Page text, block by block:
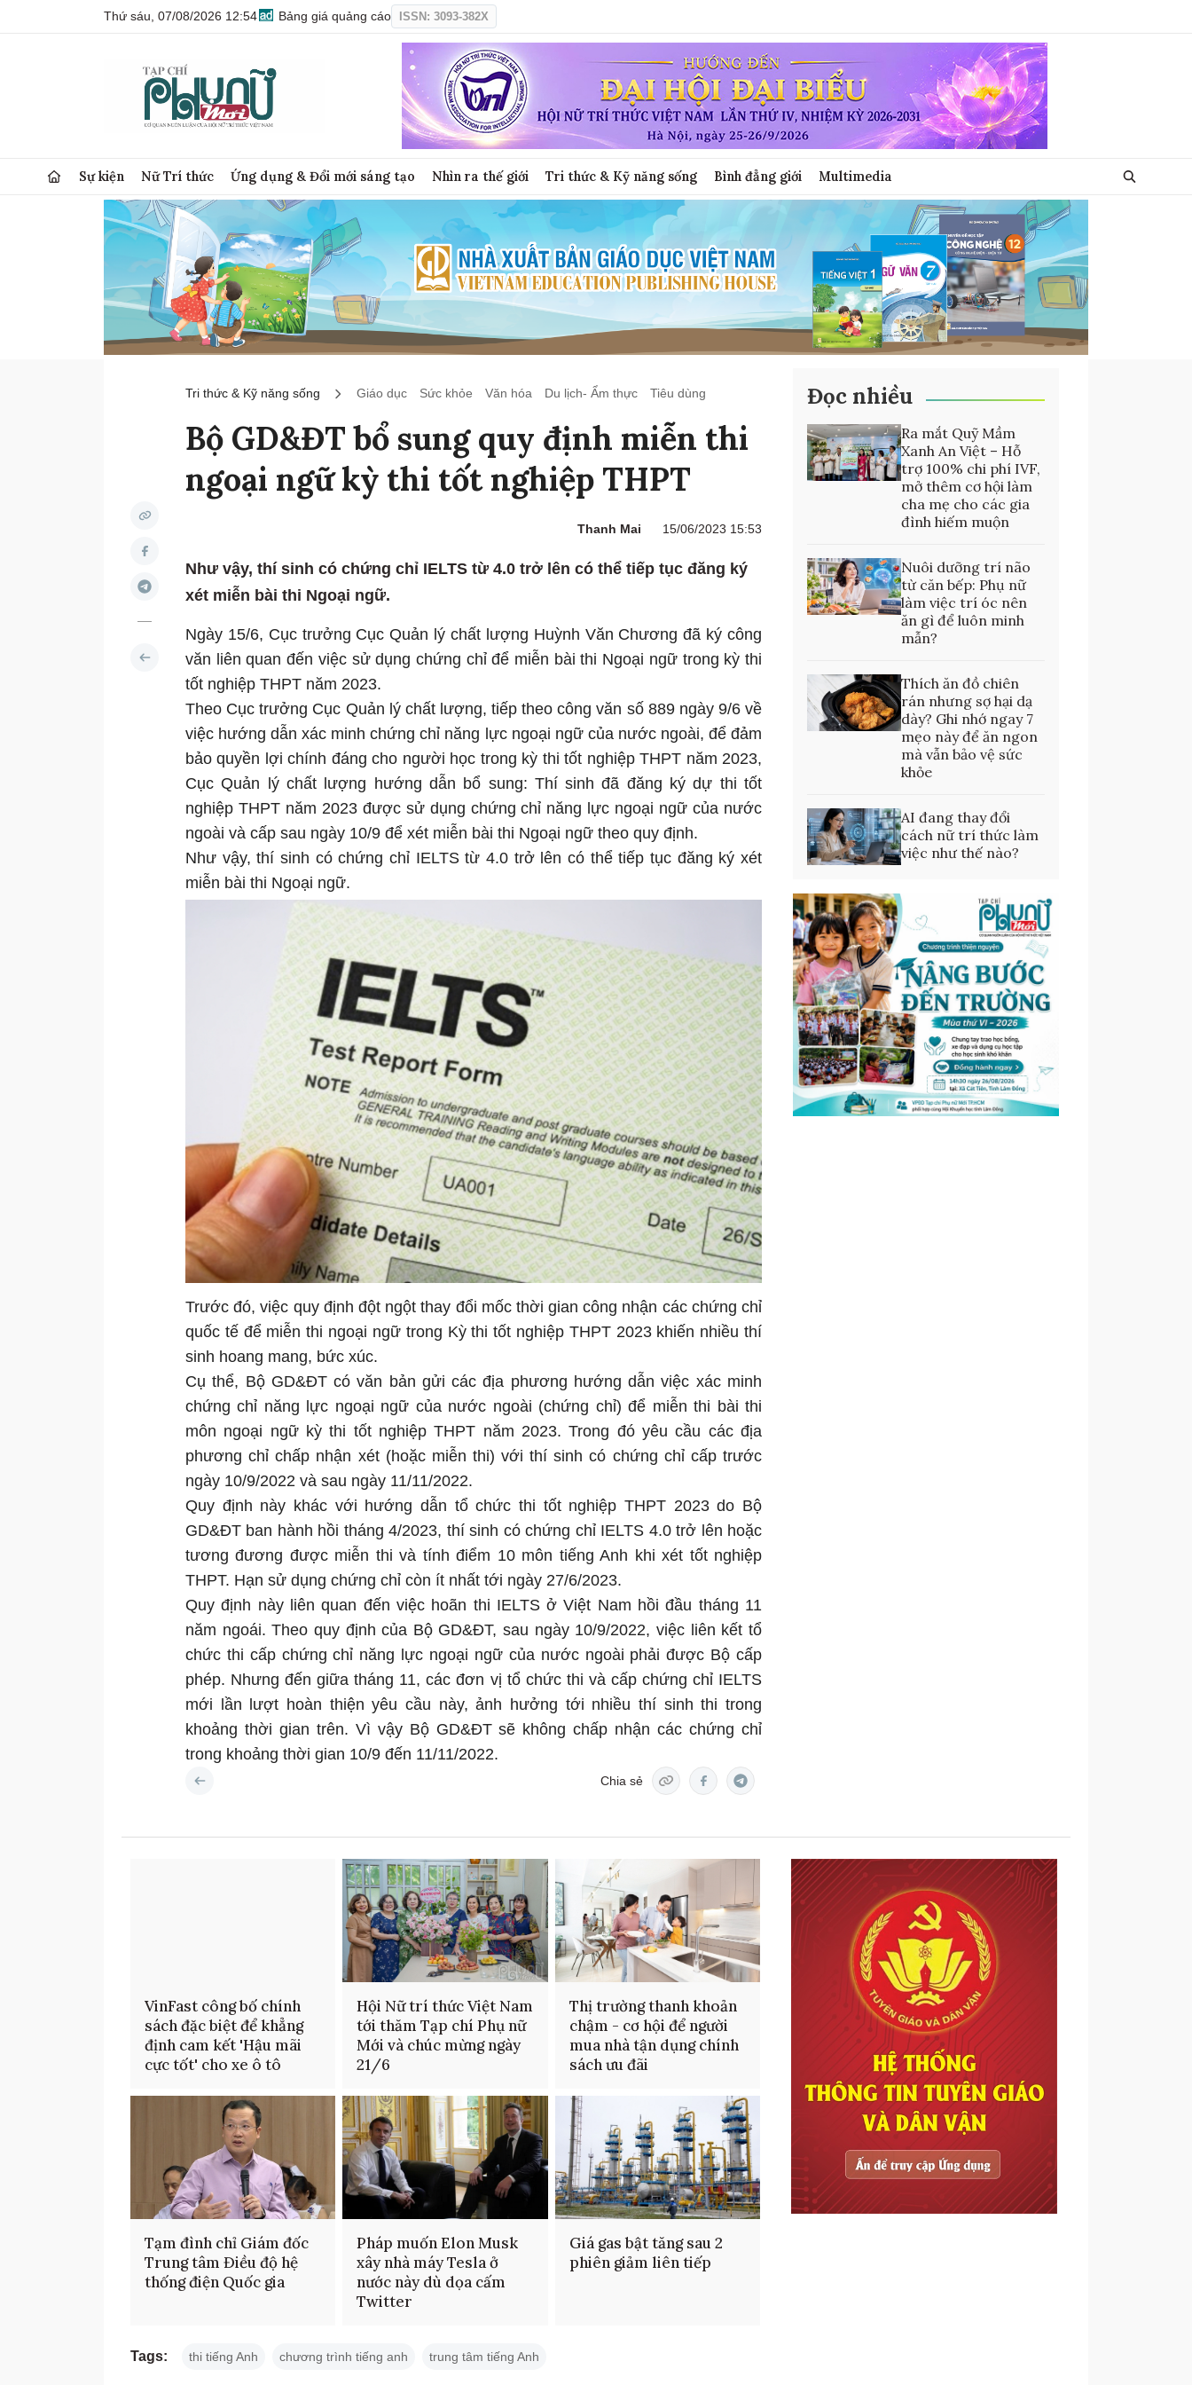
Thứ sáu, 07/08/2026 12:54 Bảng giá quảng cáo ISSN: 3093-382X
Sự kiện Nữ Trí thức Ứng dụng & Đổi mới sáng tạo Nhìn ra thế giới Tri thức & Kỹ năng sống Bình đẳng giới Multimedia
Tri thức & Kỹ năng sống Giáo dục Sức khỏe Văn hóa Du lịch- Ẩm thực Tiêu dùng
Bộ GD&ĐT bổ sung quy định miễn thi
ngoại ngữ kỳ thi tốt nghiệp THPT
Thanh Mai 15/06/2023 15:53
Như vậy, thí sinh có chứng chỉ IELTS từ 4.0 trở lên có thể tiếp tục đăng ký
xét miễn bài thi Ngoại ngữ.
Ngày 15/6, Cục trưởng Cục Quản lý chất lượng Huỳnh Văn Chương đã ký công
văn liên quan đến việc sử dụng chứng chỉ để miễn bài thi Ngoại ngữ trong kỳ thi
tốt nghiệp THPT năm 2023.
Theo Cục trưởng Cục Quản lý chất lượng, tiếp theo công văn số 889 ngày 9/6 về
việc hướng dẫn xác minh chứng chỉ năng lực ngoại ngữ của nước ngoài, để đảm
bảo quyền lợi chính đáng cho người học trong kỳ thi tốt nghiệp THPT năm 2023,
Cục Quản lý chất lượng hướng dẫn bổ sung: Thí sinh đã đăng ký dự thi tốt
nghiệp THPT năm 2023 được sử dụng chứng chỉ năng lực ngoại ngữ của nước
ngoài và cấp sau ngày 10/9 để xét miễn bài thi Ngoại ngữ theo quy định.
Như vậy, thí sinh có chứng chỉ IELTS từ 4.0 trở lên có thể tiếp tục đăng ký xét
miễn bài thi Ngoại ngữ.
Trước đó, việc quy định đột ngột thay đổi mốc thời gian công nhận các chứng chỉ
quốc tế để miễn thi ngoại ngữ trong Kỳ thi tốt nghiệp THPT 2023 khiến nhiều thí
sinh hoang mang, bức xúc.
Cụ thể, Bộ GD&ĐT có văn bản gửi các địa phương hướng dẫn việc xác minh
chứng chỉ năng lực ngoại ngữ của nước ngoài (chứng chỉ) để miễn thi bài thi
môn ngoại ngữ kỳ thi tốt nghiệp THPT năm 2023. Trong đó yêu cầu các địa
phương chỉ chấp nhận xét (hoặc miễn thi) với thí sinh có chứng chỉ cấp trước
ngày 10/9/2022 và sau ngày 11/11/2022.
Quy định này khác với hướng dẫn tổ chức thi tốt nghiệp THPT 2023 do Bộ
GD&ĐT ban hành hồi tháng 4/2023, thí sinh có chứng chỉ IELTS 4.0 trở lên hoặc
tương đương được miễn thi và tính điểm 10 môn tiếng Anh khi xét tốt nghiệp
THPT. Hạn sử dụng chứng chỉ còn ít nhất tới ngày 27/6/2023.
Quy định này liên quan đến việc hoãn thi IELTS ở Việt Nam hồi đầu tháng 11
năm ngoái. Theo quy định của Bộ GD&ĐT, sau ngày 10/9/2022, việc liên kết tổ
chức thi cấp chứng chỉ năng lực ngoại ngữ của nước ngoài phải được Bộ cấp
phép. Nhưng đến giữa tháng 11, các đơn vị tổ chức thi và cấp chứng chỉ IELTS
mới lần lượt hoàn thiện yêu cầu này, ảnh hưởng tới nhiều thí sinh thi trong
khoảng thời gian trên. Vì vậy Bộ GD&ĐT sẽ không chấp nhận các chứng chỉ
trong khoảng thời gian 10/9 đến 11/11/2022.
Chia sẻ
Đọc nhiều
Ra mắt Quỹ Mầm
Xanh An Việt – Hỗ
trợ 100% chi phí IVF,
mở thêm cơ hội làm
cha mẹ cho các gia
đình hiếm muộn
Nuôi dưỡng trí não
từ căn bếp: Phụ nữ
làm việc trí óc nên
ăn gì để luôn minh
mẫn?
Thích ăn đồ chiên
rán nhưng sợ hại dạ
dày? Ghi nhớ ngay 7
mẹo này để ăn ngon
mà vẫn bảo vệ sức
khỏe
AI đang thay đổi
cách nữ trí thức làm
việc như thế nào?
VinFast công bố chính
sách đặc biệt để khẳng
định cam kết 'Hậu mãi
cực tốt' cho xe ô tô
Hội Nữ trí thức Việt Nam
tới thăm Tạp chí Phụ nữ
Mới và chúc mừng ngày
21/6
Thị trường thanh khoản
chậm - cơ hội để người
mua nhà tận dụng chính
sách ưu đãi
Tạm đình chỉ Giám đốc
Trung tâm Điều độ hệ
thống điện Quốc gia
Pháp muốn Elon Musk
xây nhà máy Tesla ở
nước này dù dọa cấm
Twitter
Giá gas bật tăng sau 2
phiên giảm liên tiếp
Tags: thi tiếng Anh chương trình tiếng anh trung tâm tiếng Anh